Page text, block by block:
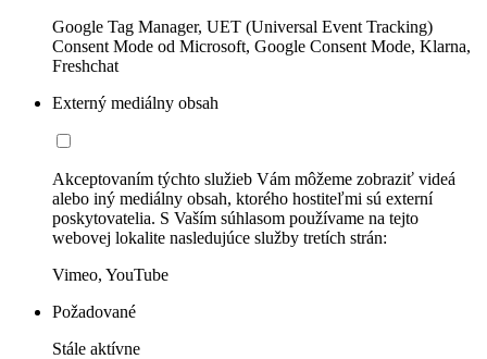
Google Tag Manager, UET (Universal Event Tracking)
Consent Mode od Microsoft, Google Consent Mode, Klarna,
Freshchat
Externý mediálny obsah
Akceptovaním týchto služieb Vám môžeme zobraziť videá
alebo iný mediálny obsah, ktorého hostiteľmi sú externí
poskytovatelia. S Vaším súhlasom používame na tejto
webovej lokalite nasledujúce služby tretích strán:
Vimeo, YouTube
Požadované
Stále aktívne